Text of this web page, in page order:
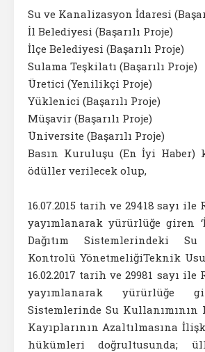
Su ve Kanalizasyon İdaresi
İl Belediyesi (Başarılı Proje)
İlçe Belediyesi (Başarılı Proje)
Sulama Teşkilatı (Başarılı Proje)
Üretici (Yenilikçi Proje)
Yüklenici (Başarılı Proje)
Müşavir (Başarılı Proje)
Üniversite (Başarılı Proje)
Basın Kuruluşu (En İyi Haber)
ödüller verilecek olup,
16.07.2015 tarih ve 29418 sayı ile
yayımlanarak yürürlüğe giren
Dağıtım Sistemlerindeki Su
Kontrolü YönetmeliğiTeknik
16.02.2017 tarih ve 29981 sayı ile
yayımlanarak yürürlüğe
Sistemlerinde Su Kullanımının
Kayıplarının Azaltılmasına
hükümleri doğrultusunda;